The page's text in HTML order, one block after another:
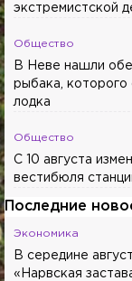
экстремистской
Общество
В Неве нашли
рыбака, которого
лодка
Общество
С 10 августа
вестибюля
Последние
Экономика
В середине
«Нарвская